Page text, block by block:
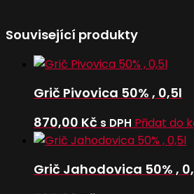
Související produkty
Grič Pivovica 50% , 0,5l
870,00 Kč s DPH Přidat do
Grič Jahodovica 50% ,